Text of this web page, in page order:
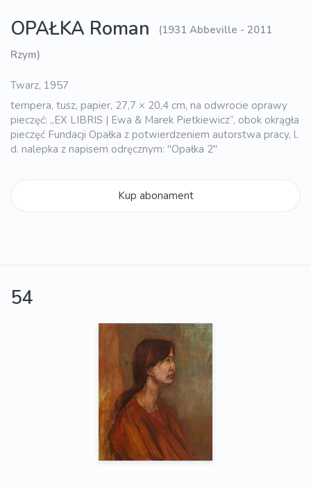
OPAŁKA Roman
(1931 Abbeville - 2011
Rzym)
Twarz, 1957
tempera, tusz, papier, 27,7 × 20,4 cm, na odwrocie oprawy
pieczęć: „EX LIBRIS | Ewa & Marek Pietkiewicz”, obok okrągła
pieczęć Fundacji Opałka z potwierdzeniem autorstwa pracy, l.
d. nalepka z napisem odręcznym: "Opałka 2"
Kup abonament
54